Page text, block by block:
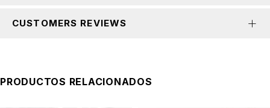
CUSTOMERS REVIEWS
PRODUCTOS RELACIONADOS